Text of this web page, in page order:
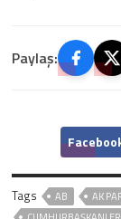
Paylaş:
Tags AB AK